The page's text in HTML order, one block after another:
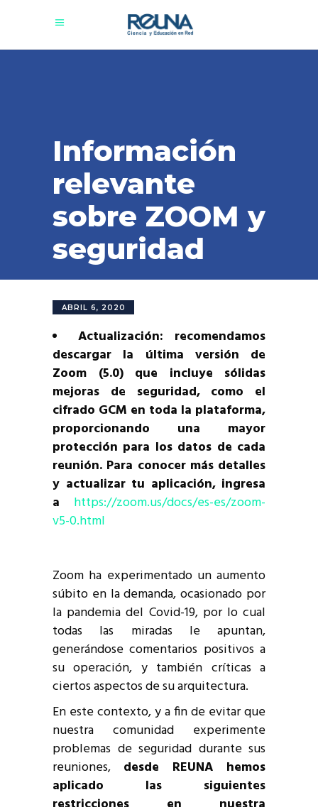
Información
relevante
sobre ZOOM y
seguridad
ABRIL 6, 2020
Actualización: recomendamos
descargar la última versión de
Zoom (5.0) que incluye sólidas
mejoras de seguridad, como el
cifrado GCM en toda la plataforma,
proporcionando una mayor
protección para los datos de cada
reunión. Para conocer más detalles
y actualizar tu aplicación, ingresa
a
https://zoom.us/docs/es-es/zoom-
v5-0.html
Zoom ha experimentado un aumento
súbito en la demanda, ocasionado por
la pandemia del Covid-19, por lo cual
todas las miradas le apuntan,
generándose comentarios positivos a
su operación, y también críticas a
ciertos aspectos de su arquitectura.
En este contexto, y a fin de evitar que
nuestra comunidad experimente
problemas de seguridad durante sus
reuniones, desde REUNA hemos
aplicado las siguientes